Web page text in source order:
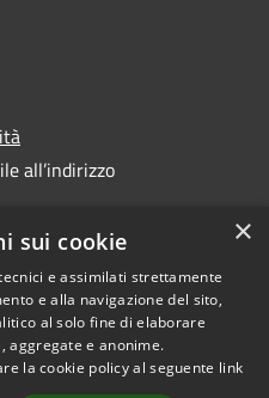
all’indirizzo
Copyright © 2026 • Comune di
Cassano All'Ionio • Powered by
×
sui cookie
e assimilati strettamente
e alla navigazione del sito,
al solo fine di elaborare
aggregate e anonime.
la cookie policy al seguente link